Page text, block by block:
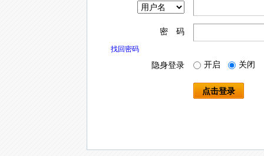
密 码
找回密码
隐身登录 开启 关闭
点击登录